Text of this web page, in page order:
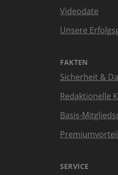
Videodate
Unsere
FAKTEN
Sicherheit &
Redaktionelle
Basis-
SERVICE